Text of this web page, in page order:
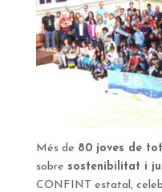
Més de 80 joves de tot
sobre sostenibilitat i
CONFINT estatal,